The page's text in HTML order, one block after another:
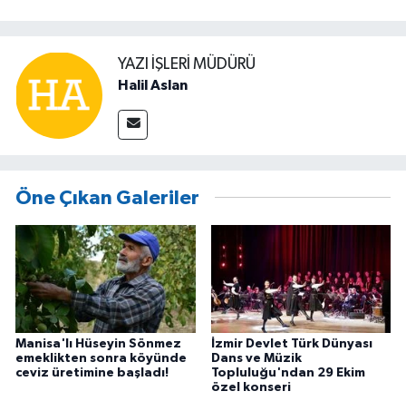
YAZI İŞLERİ MÜDÜRÜ
Halil Aslan
Öne Çıkan Galeriler
Manisa'lı Hüseyin Sönmez
emeklikten sonra köyünde
ceviz üretimine başladı!
İzmir Devlet Türk Dünyası
Dans ve Müzik
Topluluğu'ndan 29 Ekim
özel konseri